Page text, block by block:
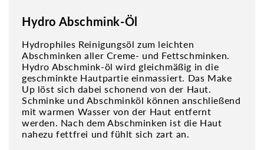
Hydro Abschmink-Öl
Hydrophiles Reinigungsöl zum leichten
Abschminken aller Creme- und Fettschminken.
Hydro Abschmink-öl wird gleichmäßig in die
geschminkte Hautpartie einmassiert. Das Make
Up löst sich dabei schonend von der Haut.
Schminke und Abschminköl können anschließend
mit warmen Wasser von der Haut entfernt
werden. Nach dem Abschminken ist die Haut
nahezu fettfrei und fühlt sich zart an.